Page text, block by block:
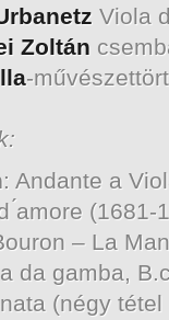
Viola
Zoltán
-
: Andante a
́amore (1681-
– La
da gamba,
(négy